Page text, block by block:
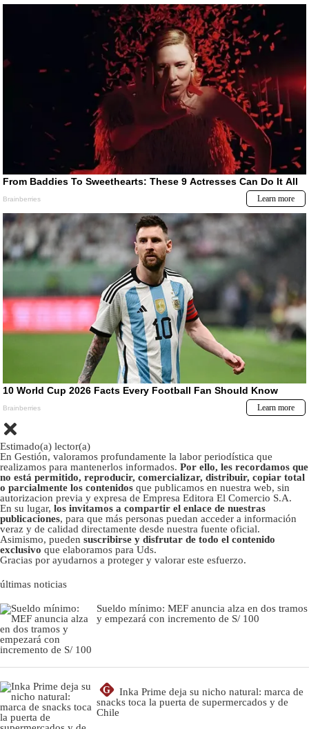
Estimado(a) lector(a)
En Gestión, valoramos profundamente la labor periodística que
realizamos para mantenerlos informados. Por ello, les recordamos que
no está permitido, reproducir, comercializar, distribuir, copiar total
o parcialmente los contenidos que publicamos en nuestra web, sin
autorizacion previa y expresa de Empresa Editora El Comercio S.A.
En su lugar, los invitamos a compartir el enlace de nuestras
publicaciones, para que más personas puedan acceder a información
veraz y de calidad directamente desde nuestra fuente oficial.
Asimismo, pueden suscribirse y disfrutar de todo el contenido
exclusivo que elaboramos para Uds.
Gracias por ayudarnos a proteger y valorar este esfuerzo.
últimas noticias
Sueldo mínimo: MEF anuncia alza en dos tramos
y empezará con incremento de S/ 100
G
Inka Prime deja su nicho natural: marca de
snacks toca la puerta de supermercados y de
Chile